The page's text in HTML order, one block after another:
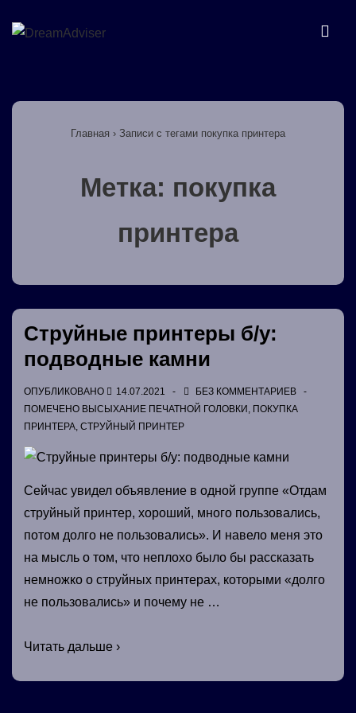
Перейти
содержимому
навигация
Главная › Записи с тегами покупка принтера
Метка: покупка
принтера
Струйные принтеры б/у:
подводные камни
ОПУБЛИКОВАНО 14.07.2021
БЕЗ КОММЕНТАРИЕВ
ПОМЕЧЕНО ВЫСЫХАНИЕ ПЕЧАТНОЙ ГОЛОВКИ , ПОКУПКА
ПРИНТЕРА, СТРУЙНЫЙ ПРИНТЕР
Сейчас увидел объявление в одной группе «Отдам
струйный принтер, хороший, много пользовались,
потом долго не пользовались». И навело меня это
на мысль о том, что неплохо было бы рассказать
немножко о струйных принтерах, которыми «долго
не пользовались» и почему не …
Струйные
Читать дальше ›